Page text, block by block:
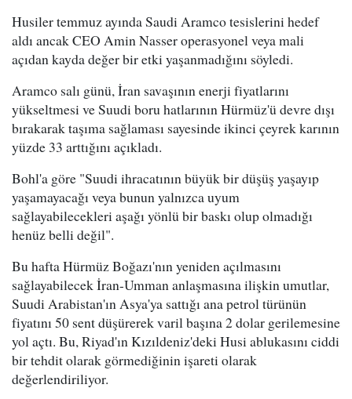
Husiler temmuz ayında Saudi Aramco tesislerini hedef
aldı ancak CEO Amin Nasser operasyonel veya mali
açıdan kayda değer bir etki yaşanmadığını söyledi.
Aramco salı günü, İran savaşının enerji fiyatlarını
yükseltmesi ve Suudi boru hatlarının Hürmüz'ü devre dışı
bırakarak taşıma sağlaması sayesinde ikinci çeyrek karının
yüzde 33 arttığını açıkladı.
Bohl'a göre "Suudi ihracatının büyük bir düşüş yaşayıp
yaşamayacağı veya bunun yalnızca uyum
sağlayabilecekleri aşağı yönlü bir baskı olup olmadığı
henüz belli değil".
Bu hafta Hürmüz Boğazı'nın yeniden açılmasını
sağlayabilecek İran-Umman anlaşmasına ilişkin umutlar,
Suudi Arabistan'ın Asya'ya sattığı ana petrol türünün
fiyatını 50 sent düşürerek varil başına 2 dolar gerilemesine
yol açtı. Bu, Riyad'ın Kızıldeniz'deki Husi ablukasını ciddi
bir tehdit olarak görmediğinin işareti olarak
değerlendiriliyor.